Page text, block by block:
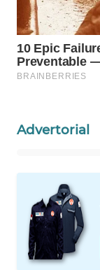
Advertorial
LAPAK
WAHANA
Wahana
Network
LISTRIK
KELISTRIKAN
WALINKI
ID
MAWAKA